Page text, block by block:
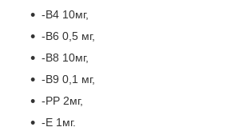
-В4 10мг,
-В6 0,5 мг,
-В8 10мг,
-В9 0,1 мг,
-РР 2мг,
-Е 1мг.